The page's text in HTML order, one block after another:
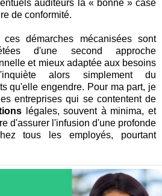
auditeurs la « bonne » case
de conformité.
démarches mécanisées sont
d'une second approche
et mieux adaptée aux besoins
alors simplement du
qu'elle engendre. Pour ma part, je
entreprises qui se contentent de
légales, souvent à minima, et
d'assurer l'infusion d'une profonde
tous les employés, pourtant